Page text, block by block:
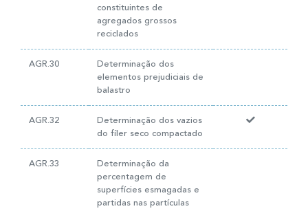
constituintes de
agregados grossos
reciclados
AGR.30
Determinação dos
elementos prejudiciais de
balastro
AGR.32
Determinação dos vazios
do fíler seco compactado
AGR.33
Determinação da
percentagem de
superfícies esmagadas e
partidas nas partículas